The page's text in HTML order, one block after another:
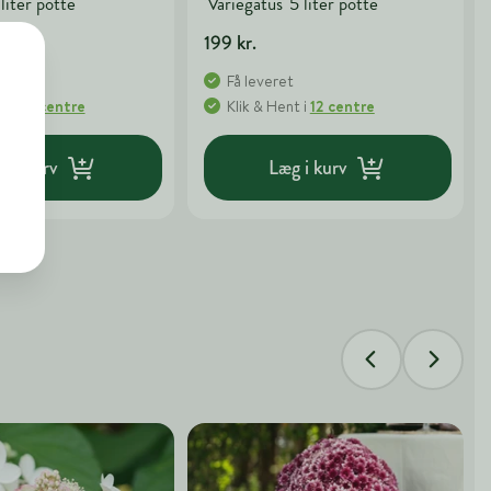
15 centre
i kurv
199 kr.
Få leveret
Klik & Hent i 12 centre
Læg i kurv